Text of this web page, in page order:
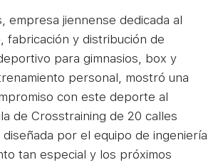
empresa jiennense dedicada al
fabricación y distribución de
para gimnasios, box y
personal, mostró una
con este deporte al
de Crosstraining de 20 calles
por el equipo de ingeniería
tan especial y los próximos